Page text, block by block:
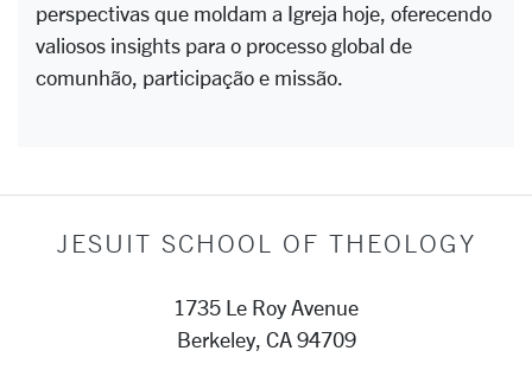
perspectivas que moldam a Igreja hoje, oferecendo
valiosos insights para o processo global de
comunhão, participação e missão.
JESUIT SCHOOL OF THEOLOGY
1735 Le Roy Avenue
Berkeley, CA 94709